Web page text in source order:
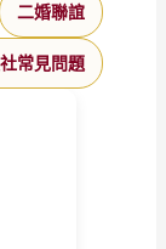
二婚聯誼
常見問題